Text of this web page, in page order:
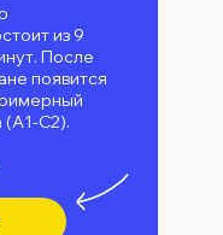
из 9
После
появится
(А1-С2).